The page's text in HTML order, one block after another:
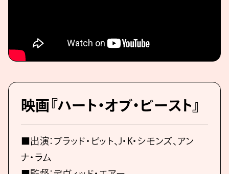
映画『ハート・オブ・ビースト』
■出演：ブラッド・ピット、J・K・シモンズ、アン
ナ・ラム